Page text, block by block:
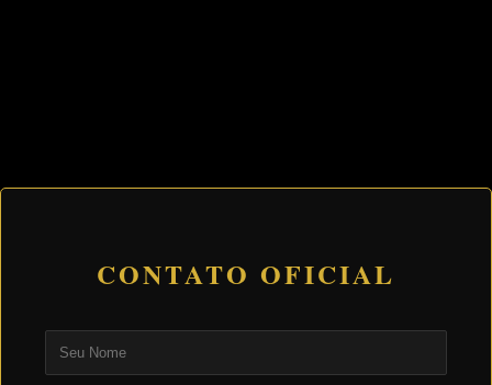
CONTATO OFICIAL